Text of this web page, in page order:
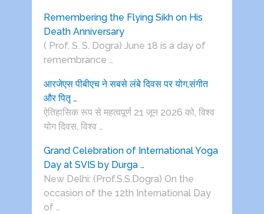
Remembering the Flying Sikh on His
Death Anniversary
( Prof. S. S. Dogra) June 18 is a day of
remembrance …
आरजेएस पीबीएच ने सबसे लंबे दिवस पर योग,संगीत
और पितृ …
ऐतिहासिक रूप से महत्वपूर्ण 21 जून 2026 को, विश्व
योग दिवस, विश्व …
Grand Celebration of International Yoga
Day at SVIS by Durga …
New Delhi: (Prof.S.S.Dogra) On the
occasion of the 12th International Day
of …